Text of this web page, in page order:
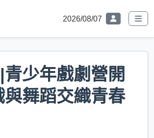
2026/08/07
少年戲劇營開
與舞蹈交織青春